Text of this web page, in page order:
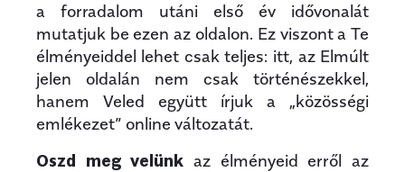
a forradalom utáni első év idővonalát
mutatjuk be ezen az oldalon. Ez viszont a Te
élményeiddel lehet csak teljes: itt, az Elmúlt
jelen oldalán nem csak történészekkel,
hanem Veled együtt írjuk a „közösségi
emlékezet” online változatát.
Oszd meg velünk az élményeid erről az